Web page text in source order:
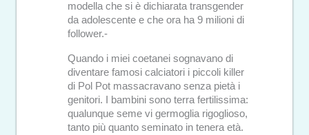
modella che si è dichiarata transgender
da adolescente e che ora ha 9 milioni di
follower.-
Quando i miei coetanei sognavano di
diventare famosi calciatori i piccoli killer
di Pol Pot massacravano senza pietà i
genitori. I bambini sono terra fertilissima:
qualunque seme vi germoglia rigoglioso,
tanto più quanto seminato in tenera età.